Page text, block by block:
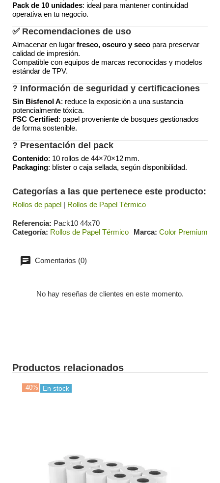
Pack de 10 unidades: ideal para mantener continuidad
operativa en tu negocio.
✅ Recomendaciones de uso
Almacenar en lugar fresco, oscuro y seco para preservar
calidad de impresión.
Compatible con equipos de marcas reconocidas y modelos
estándar de TPV.
? Información de seguridad y certificaciones
Sin Bisfenol A: reduce la exposición a una sustancia
potencialmente tóxica.
FSC Certified: papel proveniente de bosques gestionados
de forma sostenible.
? Presentación del pack
Contenido: 10 rollos de 44×70×12 mm.
Packaging: blister o caja sellada, según disponibilidad.
Categorías a las que pertenece este producto:
Rollos de papel | Rollos de Papel Térmico
Referencia Pack10 44x70
Categoría Rollos de Papel Térmico Marca Color Premium
Comentarios (0)
No hay reseñas de clientes en este momento.
Productos relacionados
-40% En stock